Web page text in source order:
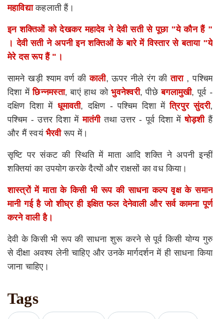
महाविद्याकहलाती हैं।
इन शक्तिओं को देखकर महादेव ने देवी सती से पूछा "ये कौन हैं "
। देवी सती ने अपनी इन शक्तिओं के बारे में विस्तार से बताया "ये
मेरे दस रूप हैं "।
सामने खड़ी श्याम वर्ण कीकाली, ऊपर नीले रंग कीतारा , पश्चिम
दिशा मेंछिन्नमस्ता, बाएं हाथ कोभुवनेश्वरी, पीछेबगलामुखी, पूर्व -
दक्षिण दिशा में धूमावती, दक्षिण - पश्चिम दिशा मेंत्रिपुर सुंदरी,
पश्चिम - उत्तर दिशा मेंमातंगीतथा उत्तर - पूर्व दिशा मेंषोड़शीहैं
और मैं स्वयंभैरवीरूप में।
सृष्टि पर संकट की स्थिति में माता आदि शक्ति ने अपनी इन्हीं
शक्तियां का उपयोग करके दैत्यों और राक्षसों का वध किया।
शास्त्रों में माता के किसी भी रूप की साधना कल्प वृक्ष के समान
मानी गई है जो शीघ्र ही इक्षित फल देनेवाली और सर्व कामना पूर्ण
करने वाली है।
देवी के किसी भी रूप की साधना शुरू करने से पूर्व किसी योग्य गुरु
से दीक्षा अवश्य लेनी चाहिए और उनके मार्गदर्शन में ही साधना किया
जाना चाहिए।
Tags